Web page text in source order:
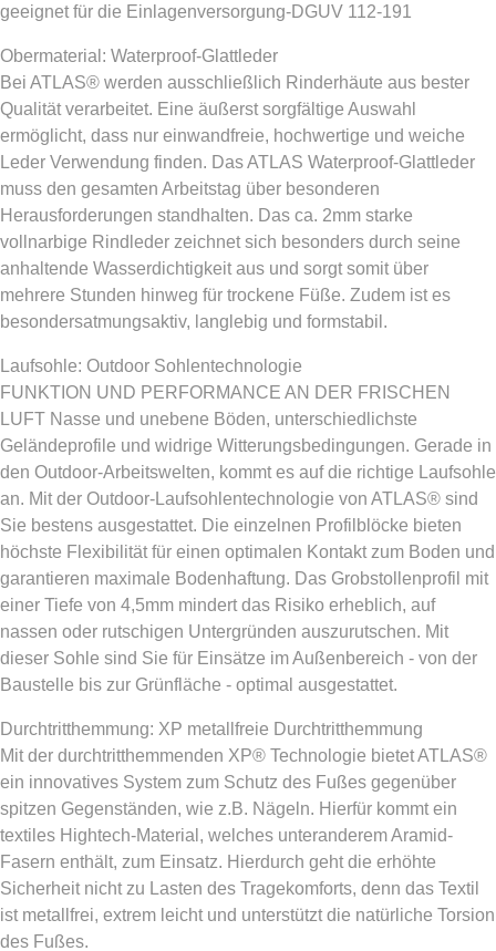
geeignet für die Einlagenversorgung-DGUV 112-191
Obermaterial: Waterproof-Glattleder
Bei ATLAS® werden ausschließlich Rinderhäute aus bester
Qualität verarbeitet. Eine äußerst sorgfältige Auswahl
ermöglicht, dass nur einwandfreie, hochwertige und weiche
Leder Verwendung finden. Das ATLAS Waterproof-Glattleder
muss den gesamten Arbeitstag über besonderen
Herausforderungen standhalten. Das ca. 2mm starke
vollnarbige Rindleder zeichnet sich besonders durch seine
anhaltende Wasserdichtigkeit aus und sorgt somit über
mehrere Stunden hinweg für trockene Füße. Zudem ist es
besondersatmungsaktiv, langlebig und formstabil.
Laufsohle: Outdoor Sohlentechnologie
FUNKTION UND PERFORMANCE AN DER FRISCHEN
LUFT Nasse und unebene Böden, unterschiedlichste
Geländeprofile und widrige Witterungsbedingungen. Gerade in
den Outdoor-Arbeitswelten, kommt es auf die richtige Laufsohle
an. Mit der Outdoor-Laufsohlentechnologie von ATLAS® sind
Sie bestens ausgestattet. Die einzelnen Profilblöcke bieten
höchste Flexibilität für einen optimalen Kontakt zum Boden und
garantieren maximale Bodenhaftung. Das Grobstollenprofil mit
einer Tiefe von 4,5mm mindert das Risiko erheblich, auf
nassen oder rutschigen Untergründen auszurutschen. Mit
dieser Sohle sind Sie für Einsätze im Außenbereich - von der
Baustelle bis zur Grünfläche - optimal ausgestattet.
Durchtritthemmung: XP metallfreie Durchtritthemmung
Mit der durchtritthemmenden XP® Technologie bietet ATLAS®
ein innovatives System zum Schutz des Fußes gegenüber
spitzen Gegenständen, wie z.B. Nägeln. Hierfür kommt ein
textiles Hightech-Material, welches unteranderem Aramid-
Fasern enthält, zum Einsatz. Hierdurch geht die erhöhte
Sicherheit nicht zu Lasten des Tragekomforts, denn das Textil
ist metallfrei, extrem leicht und unterstützt die natürliche Torsion
des Fußes.